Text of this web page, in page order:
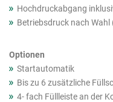
Hochdruckabgang
Betriebsdruck nach
Optionen
Startautomatik
Bis zu 6 zusätzliche
4- fach Füllleiste an der